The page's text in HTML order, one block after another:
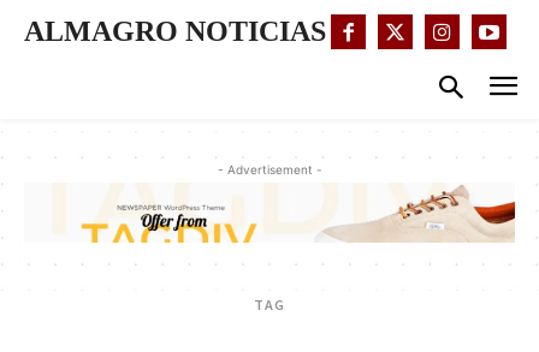
ALMAGRO NOTICIAS
- Advertisement -
TAG